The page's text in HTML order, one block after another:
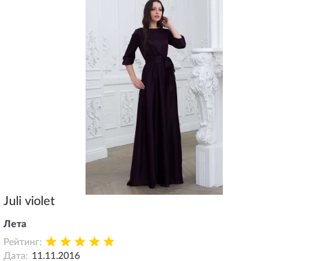
Juli violet
Лета
Рейтинг:
Дата: 11.11.2016